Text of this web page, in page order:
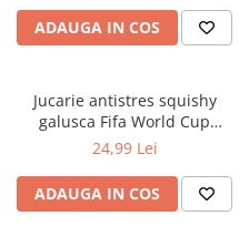
Acuarele și pensule școlare
Acuarele școlare și Tempera
Pahare și palete pictură
Cărți
Cărți pentru copii
Cărți de colorat
ADAUGA IN COS
Jucarie antistres squishy
galusca Fifa World Cup
Edition
24,99 Lei
ADAUGA IN COS